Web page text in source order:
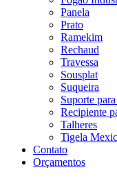
Panela
Prato
Ramekim
Rechaud
Travessa
Sousplat
Suqueira
Suporte
Recipiente
Talheres
Tigela
Contato
Orçamentos